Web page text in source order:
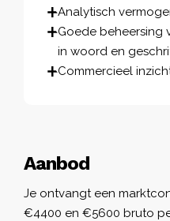
Aanbod
Je ontvangt een
€4400 en €5600 bruto
Analytisch
Goede beheersing
in woord en
Commercieel